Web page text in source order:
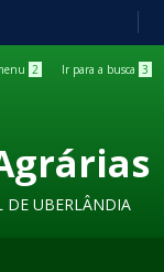
2 Ir para a busca 3
DE UBERLÂNDIA